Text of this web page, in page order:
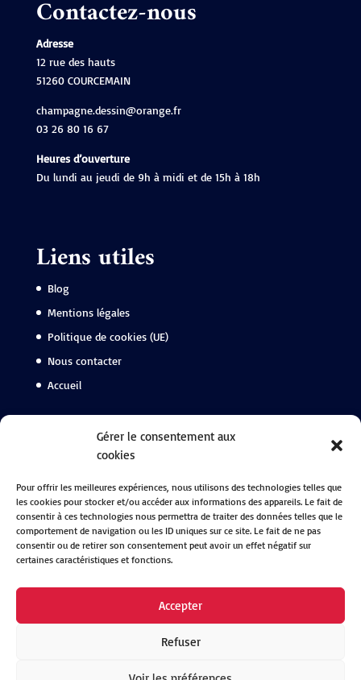
Gérer le consentement aux
cookies
Pour offrir les meilleures expériences, nous utilisons des technologies telles que
les cookies pour stocker et/ou accéder aux informations des appareils. Le fait de
consentir à ces technologies nous permettra de traiter des données telles que le
comportement de navigation ou les ID uniques sur ce site. Le fait de ne pas
consentir ou de retirer son consentement peut avoir un effet négatif sur
certaines caractéristiques et fonctions.
Accepter
Refuser
Contactez-nous
Adresse
12 rue des hauts
51260 COURCEMAIN
champagne.dessin@orange.fr
03 26 80 16 67
Heures d’ouverture
Du lundi au jeudi de 9h à midi et de 15h à 18h
Liens utiles
Blog
Mentions légales
Politique de cookies (UE)
Nous contacter
Accueil
Suivez-nous
Instagram
Linkedin